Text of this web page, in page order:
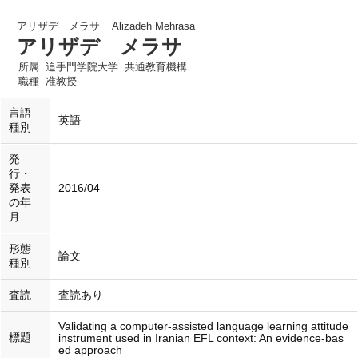
アリザデ メラサ Alizadeh Mehrasa
アリザデ メラサ
所属 追手門学院大学 共通教育機構
職種 准教授
言語
種別
英語
発
行・
発表
の年
月
2016/04
形態
種別
論文
査読 査読あり
標題
Validating a computer-assisted language learning attitude
instrument used in Iranian EFL context: An evidence-bas
ed approach